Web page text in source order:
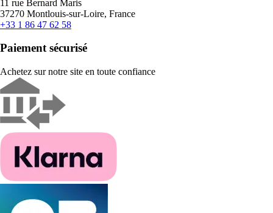
11 rue Bernard Maris
37270 Montlouis-sur-Loire, France
+33 1 86 47 62 58
Paiement sécurisé
Achetez sur notre site en toute confiance